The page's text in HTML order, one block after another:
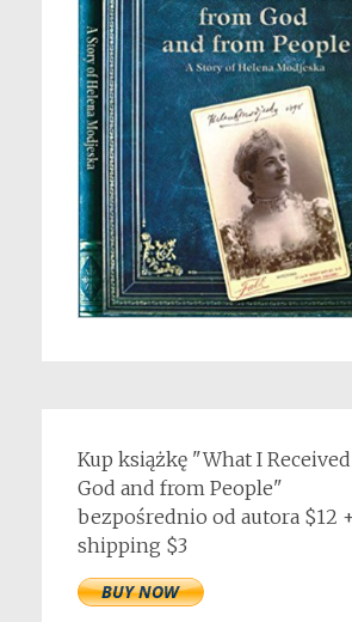
Kup książkę "What I
God and from People"
bezpośrednio od autora $12
shipping $3